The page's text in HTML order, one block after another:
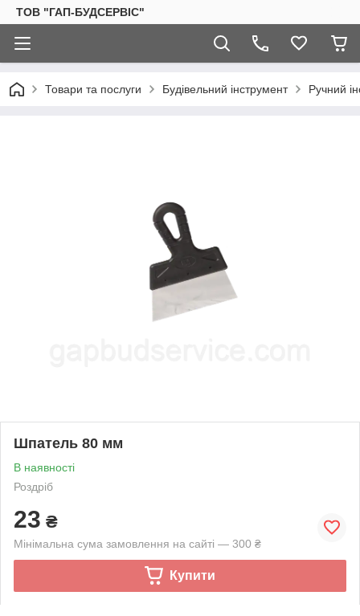
ТОВ "ГАП-БУДСЕРВІС"
Товари та послуги Будівельний інструмент Ручний
Шпатель 80 мм
В наявності
Роздріб
23 ₴
Мінімальна сума замовлення на сайті — 300 ₴
Купити